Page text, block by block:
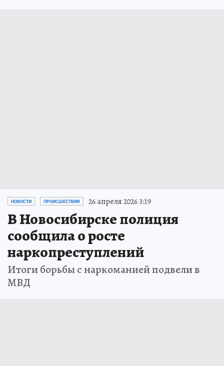
НОВОСТИ ПРОИСШЕСТВИЯ 26 апреля 2026 3:19
В Новосибирске полиция
сообщила о росте
наркопреступлений
Итоги борьбы с наркоманией подвели в
МВД